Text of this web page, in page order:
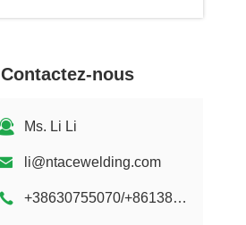
Contactez-nous
Ms. Li Li
li@ntacewelding.com
+38630755070/+8613861949889